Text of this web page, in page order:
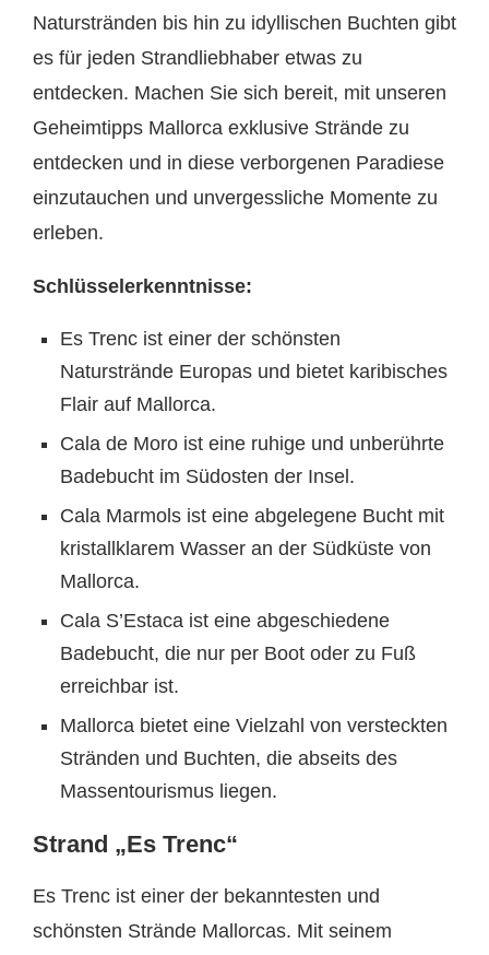
Naturstränden bis hin zu idyllischen Buchten gibt
es für jeden Strandliebhaber etwas zu
entdecken. Machen Sie sich bereit, mit unseren
Geheimtipps Mallorca exklusive Strände zu
entdecken und in diese verborgenen Paradiese
einzutauchen und unvergessliche Momente zu
erleben.
Schlüsselerkenntnisse:
Es Trenc ist einer der schönsten
Naturstrände Europas und bietet karibisches
Flair auf Mallorca.
Cala de Moro ist eine ruhige und unberührte
Badebucht im Südosten der Insel.
Cala Marmols ist eine abgelegene Bucht mit
kristallklarem Wasser an der Südküste von
Mallorca.
Cala S’Estaca ist eine abgeschiedene
Badebucht, die nur per Boot oder zu Fuß
erreichbar ist.
Mallorca bietet eine Vielzahl von versteckten
Stränden und Buchten, die abseits des
Massentourismus liegen.
Strand „Es Trenc“
Es Trenc ist einer der bekanntesten und
schönsten Strände Mallorcas. Mit seinem